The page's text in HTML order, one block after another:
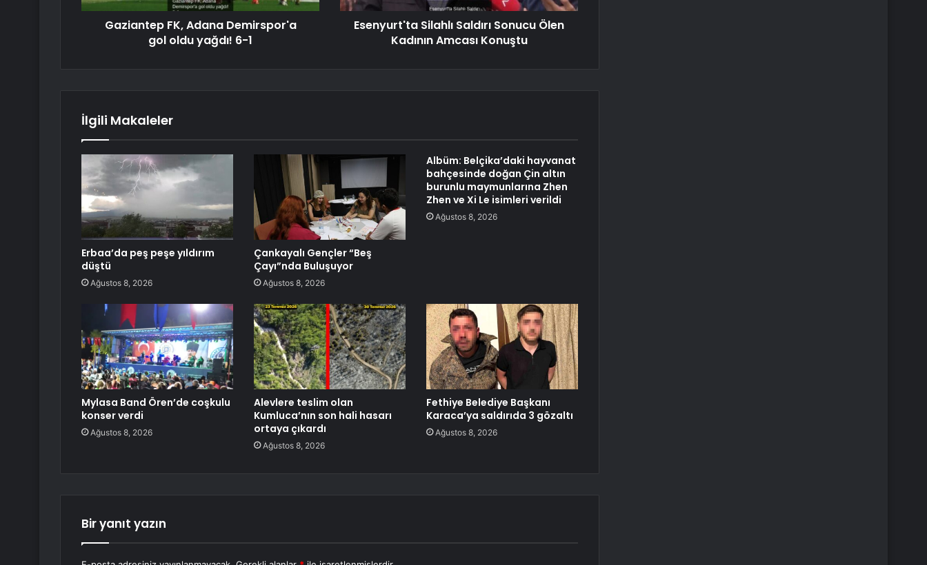
Gaziantep FK, Adana Demirspor'a
gol oldu yağdı! 6-1
Esenyurt'ta Silahlı Saldırı Sonucu Ölen
Kadının Amcası Konuştu
İlgili Makaleler
Erbaa’da peş peşe yıldırım
düştü
Ağustos 8, 2026
Çankayalı Gençler “Beş
Çayı”nda Buluşuyor
Ağustos 8, 2026
Albüm: Belçika’daki hayvanat
bahçesinde doğan Çin altın
burunlu maymunlarına Zhen
Zhen ve Xi Le isimleri verildi
Ağustos 8, 2026
Mylasa Band Ören’de coşkulu
konser verdi
Ağustos 8, 2026
Alevlere teslim olan
Kumluca’nın son hali hasarı
ortaya çıkardı
Ağustos 8, 2026
Fethiye Belediye Başkanı
Karaca’ya saldırıda 3 gözaltı
Ağustos 8, 2026
Bir yanıt yazın